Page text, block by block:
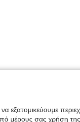
μέρους σας χρήση